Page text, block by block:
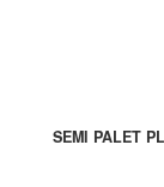
SEMI PALET